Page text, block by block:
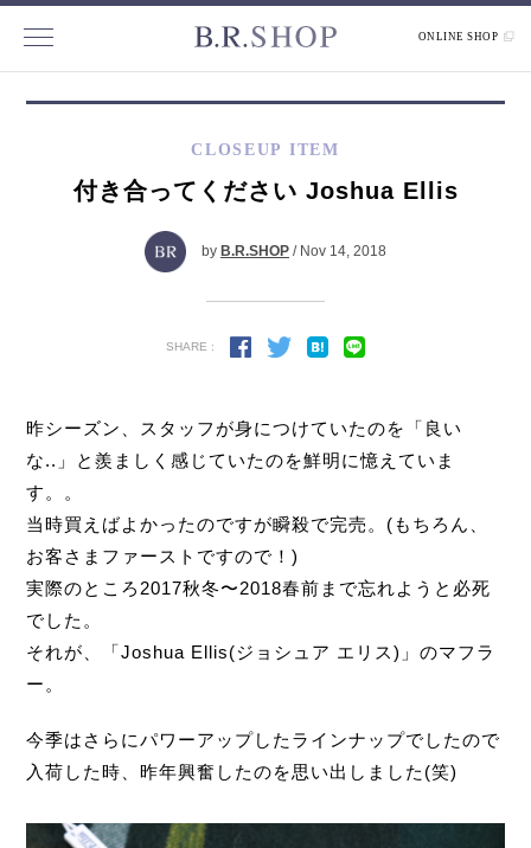
ONLINE SHOP
CLOSEUP ITEM
付き合ってください Joshua Ellis
by B.R.SHOP / Nov 14, 2018
SHARE :
昨シーズン、スタッフが身につけていたのを「良い
な..」と羨ましく感じていたのを鮮明に憶えていま
す。。
当時買えばよかったのですが瞬殺で完売。(もちろん、
お客さまファーストですので！)
実際のところ2017秋冬〜2018春前まで忘れようと必死
でした。
それが、「Joshua Ellis(ジョシュア エリス)」のマフラ
ー。
今季はさらにパワーアップしたラインナップでしたので
入荷した時、昨年興奮したのを思い出しました(笑)